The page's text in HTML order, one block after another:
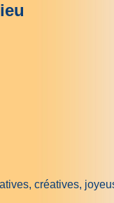
créatives,